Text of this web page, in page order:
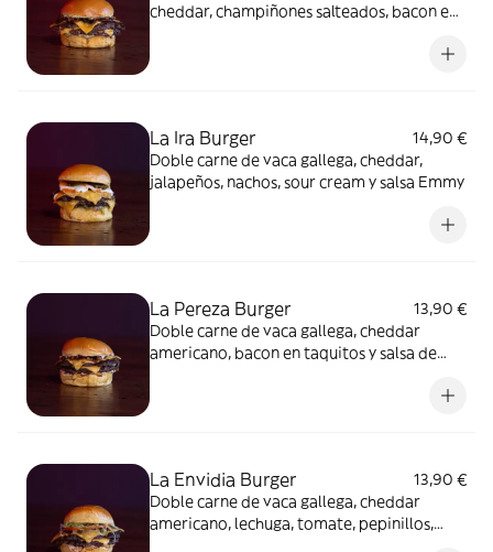
cheddar, champiñones salteados, bacon en
La Ira Burger
14,90 €
Doble carne de vaca gallega, cheddar,
jalapeños, nachos, sour cream y salsa Emmy
La Pereza Burger
13,90 €
Doble carne de vaca gallega, cheddar
americano, bacon en taquitos y salsa de
La Envidia Burger
13,90 €
Doble carne de vaca gallega, cheddar
americano, lechuga, tomate, pepinillos,